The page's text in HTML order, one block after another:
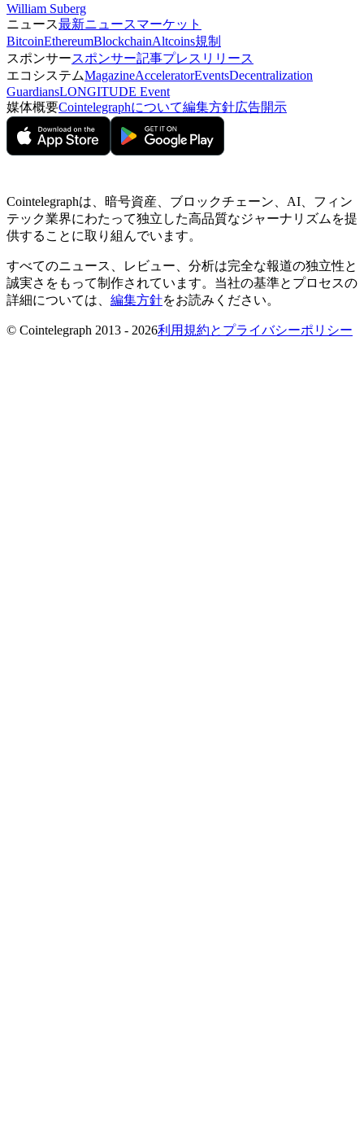
William Suberg
ニュース最新ニュースマーケット
BitcoinEthereumBlockchainAltcoins規制
スポンサースポンサー記事プレスリリース
エコシステムMagazineAcceleratorEventsDecentralization
GuardiansLONGITUDE Event
媒体概要Cointelegraphについて編集方針広告開示
Cointelegraphは、暗号資産、ブロックチェーン、AI、フィン
テック業界にわたって独立した高品質なジャーナリズムを提
供することに取り組んでいます。
すべてのニュース、レビュー、分析は完全な報道の独立性と
誠実さをもって制作されています。当社の基準とプロセスの
詳細については、 編集方針をお読みください。
© Cointelegraph 2013 - 2026利用規約とプライバシーポリシー